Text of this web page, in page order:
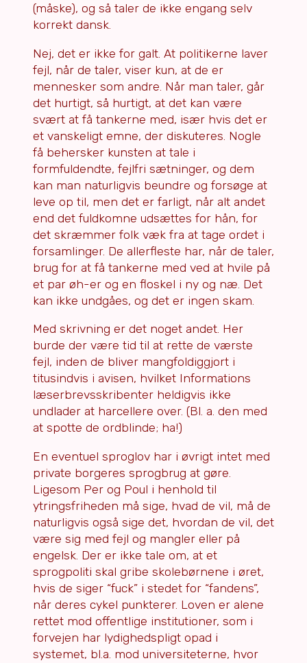
(måske), og så taler de ikke engang selv
korrekt dansk.
Nej, det er ikke for galt. At politikerne laver
fejl, når de taler, viser kun, at de er
mennesker som andre. Når man taler, går
det hurtigt, så hurtigt, at det kan være
svært at få tankerne med, især hvis det er
et vanskeligt emne, der diskuteres. Nogle
få behersker kunsten at tale i
formfuldendte, fejlfri sætninger, og dem
kan man naturligvis beundre og forsøge at
leve op til, men det er farligt, når alt andet
end det fuldkomne udsættes for hån, for
det skræmmer folk væk fra at tage ordet i
forsamlinger. De allerfleste har, når de taler,
brug for at få tankerne med ved at hvile på
et par øh-er og en floskel i ny og næ. Det
kan ikke undgåes, og det er ingen skam.
Med skrivning er det noget andet. Her
burde der være tid til at rette de værste
fejl, inden de bliver mangfoldiggjort i
titusindvis i avisen, hvilket Informations
læserbrevsskribenter heldigvis ikke
undlader at harcellere over. (Bl. a. den med
at spotte de ordblinde; ha!)
En eventuel sproglov har i øvrigt intet med
private borgeres sprogbrug at gøre.
Ligesom Per og Poul i henhold til
ytringsfriheden må sige, hvad de vil, må de
naturligvis også sige det, hvordan de vil, det
være sig med fejl og mangler eller på
engelsk. Der er ikke tale om, at et
sprogpoliti skal gribe skolebørnene i øret,
hvis de siger “fuck” i stedet for “fandens”,
når deres cykel punkterer. Loven er alene
rettet mod offentlige institutioner, som i
forvejen har lydighedspligt opad i
systemet, bl.a. mod universiteterne, hvor